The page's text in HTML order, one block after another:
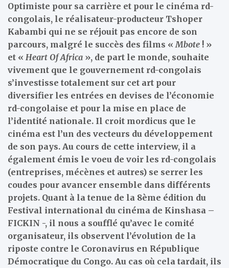
Optimiste pour sa carrière et pour le cinéma rd-
congolais, le réalisateur-producteur Tshoper
Kabambi qui ne se réjouit pas encore de son
parcours, malgré le succès des films « Mbote ! »
et « Heart Of Africa », de part le monde, souhaite
vivement que le gouvernement rd-congolais
s’investisse totalement sur cet art pour
diversifier les entrées en devises de l’économie
rd-congolaise et pour la mise en place de
l’identité nationale. Il croit mordicus que le
cinéma est l’un des vecteurs du développement
de son pays. Au cours de cette interview, il a
également émis le voeu de voir les rd-congolais
(entreprises, mécènes et autres) se serrer les
coudes pour avancer ensemble dans différents
projets. Quant à la tenue de la 8ème édition du
Festival international du cinéma de Kinshasa –
FICKIN -, il nous a soufflé qu’avec le comité
organisateur, ils observent l’évolution de la
riposte contre le Coronavirus en République
Démocratique du Congo. Au cas où cela tardait, ils